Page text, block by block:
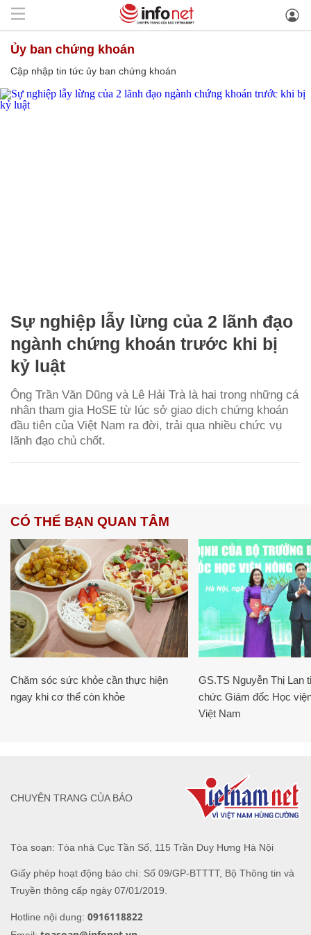
ủy ban chứng khoán
Cập nhập tin tức ủy ban chứng khoán
Sự nghiệp lẫy lừng của 2 lãnh đạo
ngành chứng khoán trước khi bị
kỷ luật
Ông Trần Văn Dũng và Lê Hải Trà là hai trong những cá
nhân tham gia HoSE từ lúc sở giao dịch chứng khoán
đầu tiên của Việt Nam ra đời, trải qua nhiều chức vụ
lãnh đạo chủ chốt.
CÓ THỂ BẠN QUAN TÂM
Chăm sóc sức khỏe cần thực hiện
ngay khi cơ thể còn khỏe
GS.TS Nguyễn Thị Lan
chức Giám đốc Học
Việt Nam
Tòa soạn: Tòa nhà Cục Tần Số, 115 Trần Duy Hưng Hà Nội
Giấy phép hoạt động báo chí: Số 09/GP-BTTTT, Bộ Thông tin và
Truyền thông cấp ngày 07/01/2019.
Hotline nội dung: 0916118822
CHUYÊN TRANG CỦA BÁO